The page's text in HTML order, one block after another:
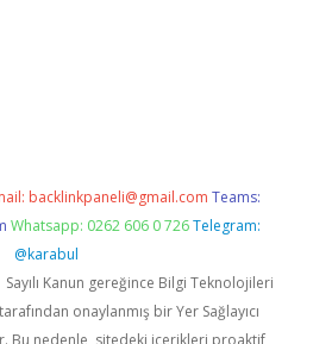
backlinkpaneli@gmail.com Teams:
Whatsapp: 0262 606 0 726 Telegram:
@karabul
Sayılı Kanun gereğince Bilgi Teknolojileri
onaylanmış bir Yer Sağlayıcı
Bu nedenle, sitedeki içerikleri proaktif